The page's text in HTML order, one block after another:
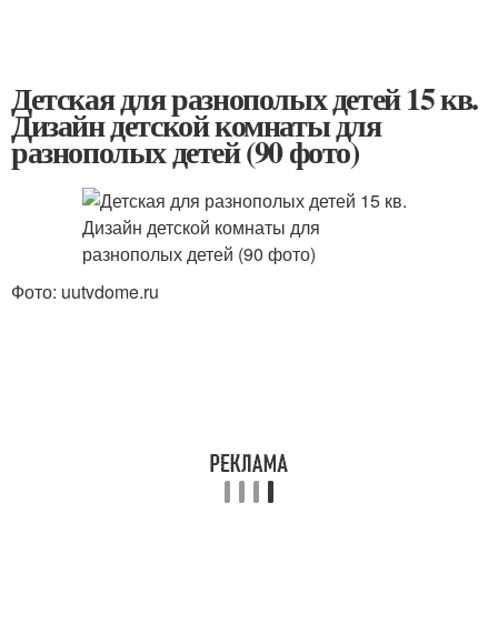
Детская для разнополых детей 15 кв.
Дизайн детской комнаты для
разнополых детей (90 фото)
Фото: uutvdome.ru